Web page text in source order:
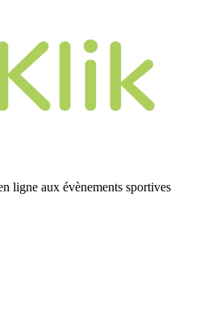
ligne aux évènements sportives